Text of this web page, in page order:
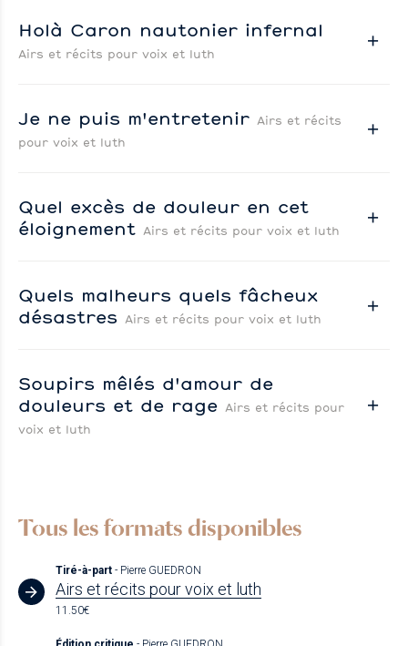
Holà Caron nautonier infernal
Airs et récits pour voix et luth
Je ne puis m'entretenir Airs et récits
pour voix et luth
Quel excès de douleur en cet
éloignement Airs et récits pour voix et luth
Quels malheurs quels fâcheux
désastres
Airs et récits pour voix et luth
Soupirs mêlés d'amour de
douleurs et de rage Airs et récits pour
voix et luth
Tous les formats disponibles
Tiré-à-part - Pierre GUEDRON
Airs et récits pour voix et luth
11.50€